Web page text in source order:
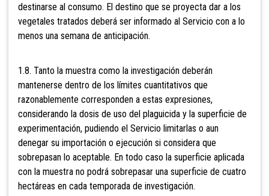
destinarse al consumo. El destino que se proyecta dar a los
vegetales tratados deberá ser informado al Servicio con a lo
menos una semana de anticipación.
1.8. Tanto la muestra como la investigación deberán
mantenerse dentro de los límites cuantitativos que
razonablemente corresponden a estas expresiones,
considerando la dosis de uso del plaguicida y la superficie de
experimentación, pudiendo el Servicio limitarlas o aun
denegar su importación o ejecución si considera que
sobrepasan lo aceptable. En todo caso la superficie aplicada
con la muestra no podrá sobrepasar una superficie de cuatro
hectáreas en cada temporada de investigación.